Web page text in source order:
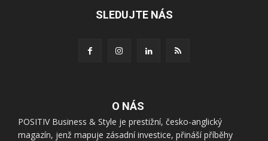
SLEDUJTE NÁS
O NÁS
POSITIV Business & Style je prestižní, česko-anglický
magazín, jenž mapuje zásadní investice, přináší příběhy